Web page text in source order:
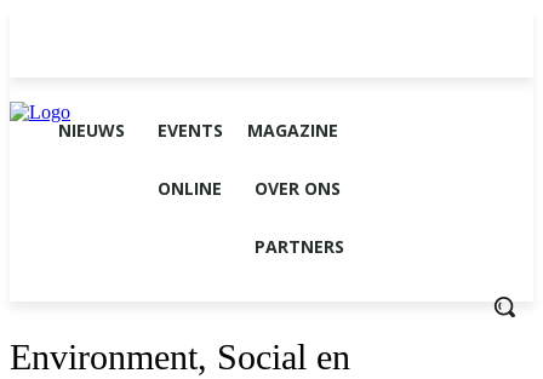
NIEUWS EVENTS MAGAZINE
ONLINE OVER ONS
PARTNERS
Environment, Social en